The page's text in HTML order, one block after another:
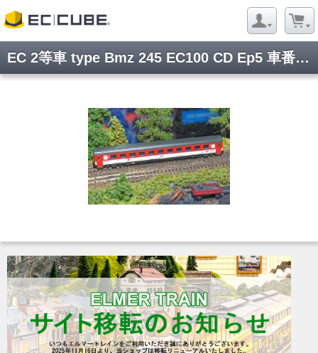
EC 2等車 type Bmz 245 EC100 CD Ep5 車番違い